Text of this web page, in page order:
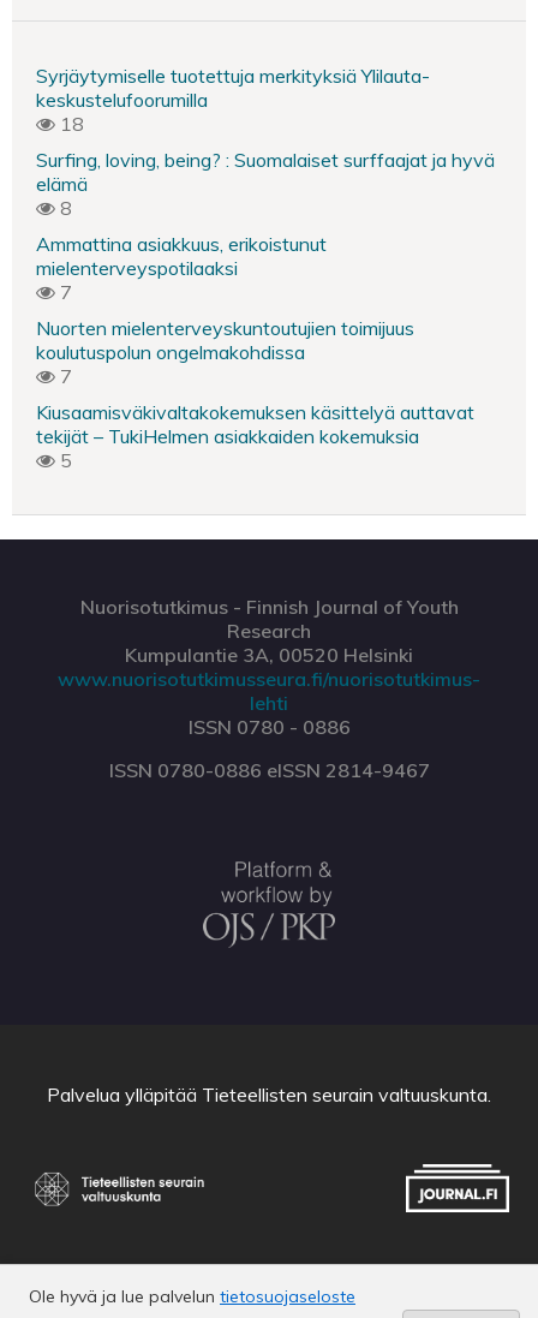
Syrjäytymiselle tuotettuja merkityksiä Ylilauta-
keskustelufoorumilla
18
Surfing, loving, being? : Suomalaiset surffaajat ja hyvä
elämä
8
Ammattina asiakkuus, erikoistunut
mielenterveyspotilaaksi
7
Nuorten mielenterveyskuntoutujien toimijuus
koulutuspolun ongelmakohdissa
7
Kiusaamisväkivaltakokemuksen käsittelyä auttavat
tekijät – TukiHelmen asiakkaiden kokemuksia
5
Nuorisotutkimus - Finnish Journal of Youth
Research
Kumpulantie 3A, 00520 Helsinki
www.nuorisotutkimusseura.fi/nuorisotutkimus-
lehti
ISSN 0780 - 0886
ISSN 0780-0886 eISSN 2814-9467
Ole hyvä ja lue palvelun tietosuojaseloste
Palvelua ylläpitää Tieteellisten seurain valtuuskunta